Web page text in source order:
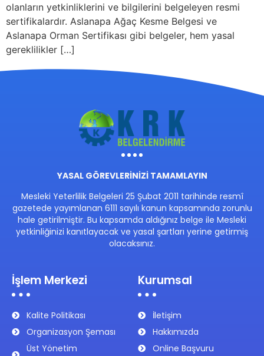
olanların yetkinliklerini ve bilgilerini belgeleyen resmi
sertifikalardır. Aslanapa Ağaç Kesme Belgesi ve
Aslanapa Orman Sertifikası gibi belgeler, hem yasal
gereklilikler […]
YASAL GÖREVLERİNİZİ TAMAMLAYIN
Mesleki Yeterlilik Belgeleri 25 Şubat 2011 tarihinde resmî
gazetede yayımlanan 6111 sayılı kanun kapsamında zorunlu
hale getirilmiştir. Bu kapsamda aldığınız belge ile Mesleki
yetkinliğinizi kanıtlayacak ve yasal şartları yerine getirmiş
olacaksınız.
İşlem Merkezi
Kalite Politikası
Organizasyon Şeması
Üst Yönetim
Kurumsal
İletişim
Hakkımızda
Online Başvuru